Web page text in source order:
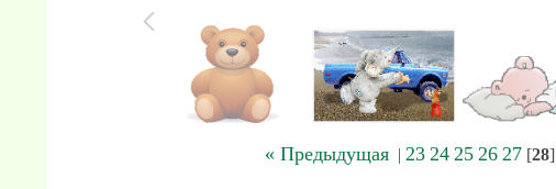
« Предыдущая| 23 24 25 26 27[28]